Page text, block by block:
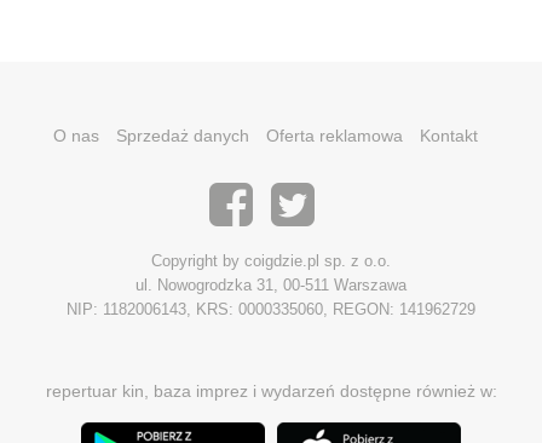
O nas Sprzedaż danych Oferta reklamowa Kontakt
Copyright by coigdzie.pl sp. z o.o.
ul. Nowogrodzka 31, 00-511 Warszawa
NIP: 1182006143, KRS: 0000335060, REGON: 141962729
repertuar kin, baza imprez i wydarzeń dostępne również w: